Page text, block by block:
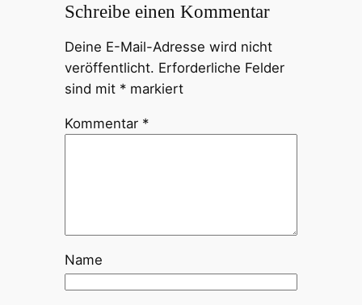
Schreibe einen Kommentar
Deine E-Mail-Adresse wird nicht
veröffentlicht. Erforderliche Felder
sind mit *markiert
Kommentar *
Name